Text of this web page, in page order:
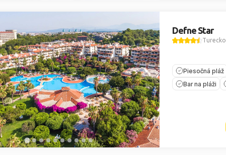
Defne Star
Turecko
Piesočná pláž
Bar na pláži